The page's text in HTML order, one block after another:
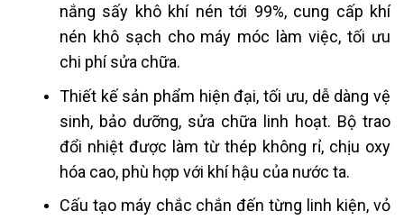
nắng sấy khô khí nén tới 99%, cung cấp khí
nén khô sạch cho máy móc làm việc, tối ưu
chi phí sửa chữa.
Thiết kế sản phẩm hiện đại, tối ưu, dễ dàng vệ
sinh, bảo dưỡng, sửa chữa linh hoạt. Bộ trao
đổi nhiệt được làm từ thép không rỉ, chịu oxy
hóa cao, phù hợp với khí hậu của nước ta.
Cấu tạo máy chắc chắn đến từng linh kiện, vỏ